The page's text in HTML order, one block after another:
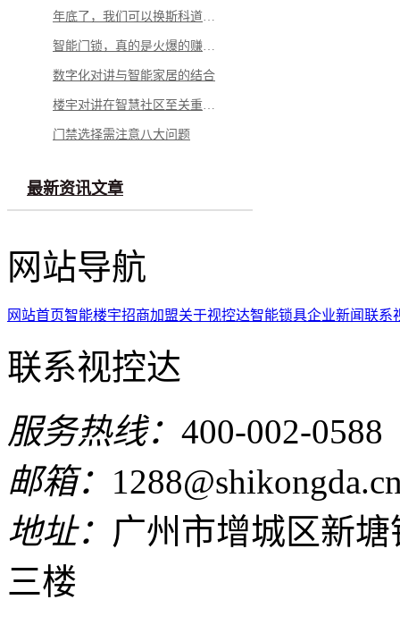
数字化对讲与智能家居的结合
门禁选择需注意八大问题
最新资讯文章
网站导航
网站首页智能楼宇招商加盟关于视控达智能锁具企业新闻联系
联系视控达
服务热线： 400-002-0588
邮箱：
地址： 广州市增城区新
三楼